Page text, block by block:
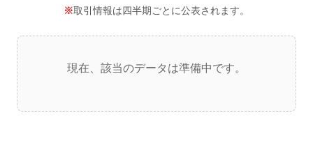
※取引情報は四半期ごとに公表されます。
現在、該当のデータは準備中です。